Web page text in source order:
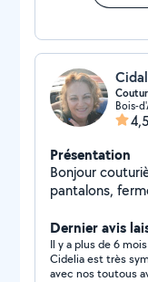
Bois-
Présentation
Bonjour couturière je raccourci vos
pantalons,
Dernier avis
Il y a plus de 6 mois
Cidelia est très
avec nos toutous